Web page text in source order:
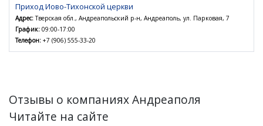
Приход Иово-Тихонской церкви
Адрес:Тверская обл., Андреапольский р-н, Андреаполь, ул. Парковая, 7
График: 09:00-17:00
Телефон: +7 (906) 555-33-20
Отзывы о компаниях Андреаполя
Читайте на сайте